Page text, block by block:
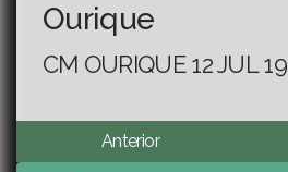
Ourique
CM OURIQUE 12 JUL 19
Anterior